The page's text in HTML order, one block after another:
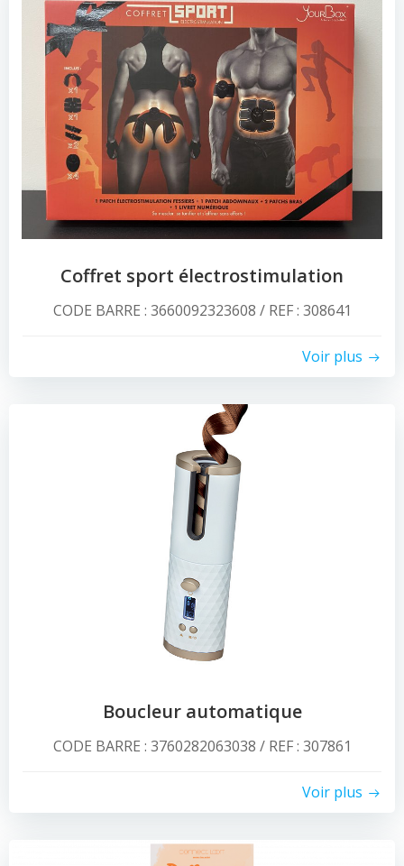
Coffret sport électrostimulation
CODE BARRE : 3660092323608 / REF : 308641
Voir plus
Boucleur automatique
CODE BARRE : 3760282063038 / REF : 307861
Voir plus